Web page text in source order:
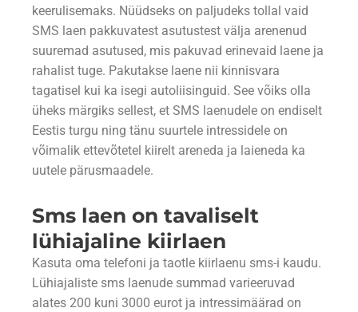
keerulisemaks. Nüüdseks on paljudeks tollal vaid
SMS laen pakkuvatest asutustest välja arenenud
suuremad asutused, mis pakuvad erinevaid laene ja
rahalist tuge. Pakutakse laene nii kinnisvara
tagatisel kui ka isegi autoliisinguid. See võiks olla
üheks märgiks sellest, et SMS laenudele on endiselt
Eestis turgu ning tänu suurtele intressidele on
võimalik ettevõtetel kiirelt areneda ja laieneda ka
uutele pärusmaadele.
Sms laen on tavaliselt
lühiajaline kiirlaen
Kasuta oma telefoni ja taotle kiirlaenu sms-i kaudu.
Lühiajaliste sms laenude summad varieeruvad
alates 200 kuni 3000 eurot ja intressimäärad on